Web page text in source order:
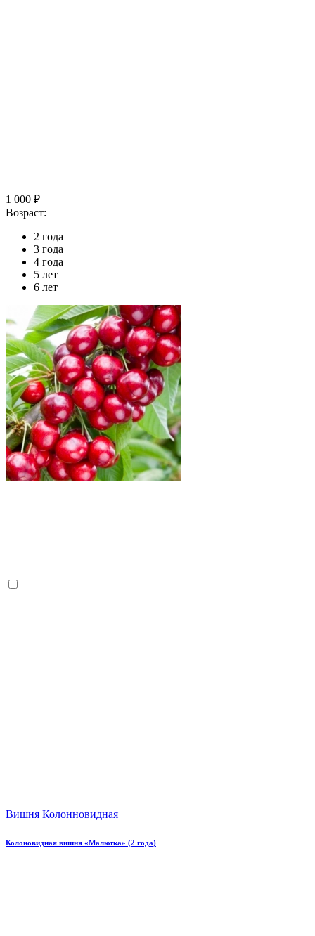
1 000 ₽
Возраст:
2 года
3 года
4 года
5 лет
6 лет
Вишня Колонновидная
Колоновидная вишня «Малютка» (2 года)